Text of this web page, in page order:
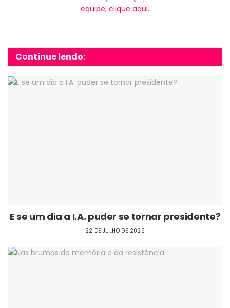
equipe, clique aqui.
Continue lendo:
E se um dia a I.A. puder se tornar presidente?
22 DE JULHO DE 2026